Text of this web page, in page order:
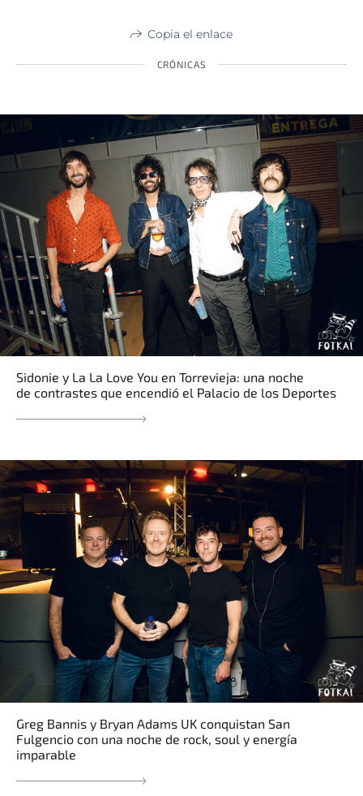
Copia el enlace
CRÓNICAS
Sidonie y La La Love You en Torrevieja: una noche
de contrastes que encendió el Palacio de los Deportes
Greg Bannis y Bryan Adams UK conquistan San
Fulgencio con una noche de rock, soul y energía
imparable